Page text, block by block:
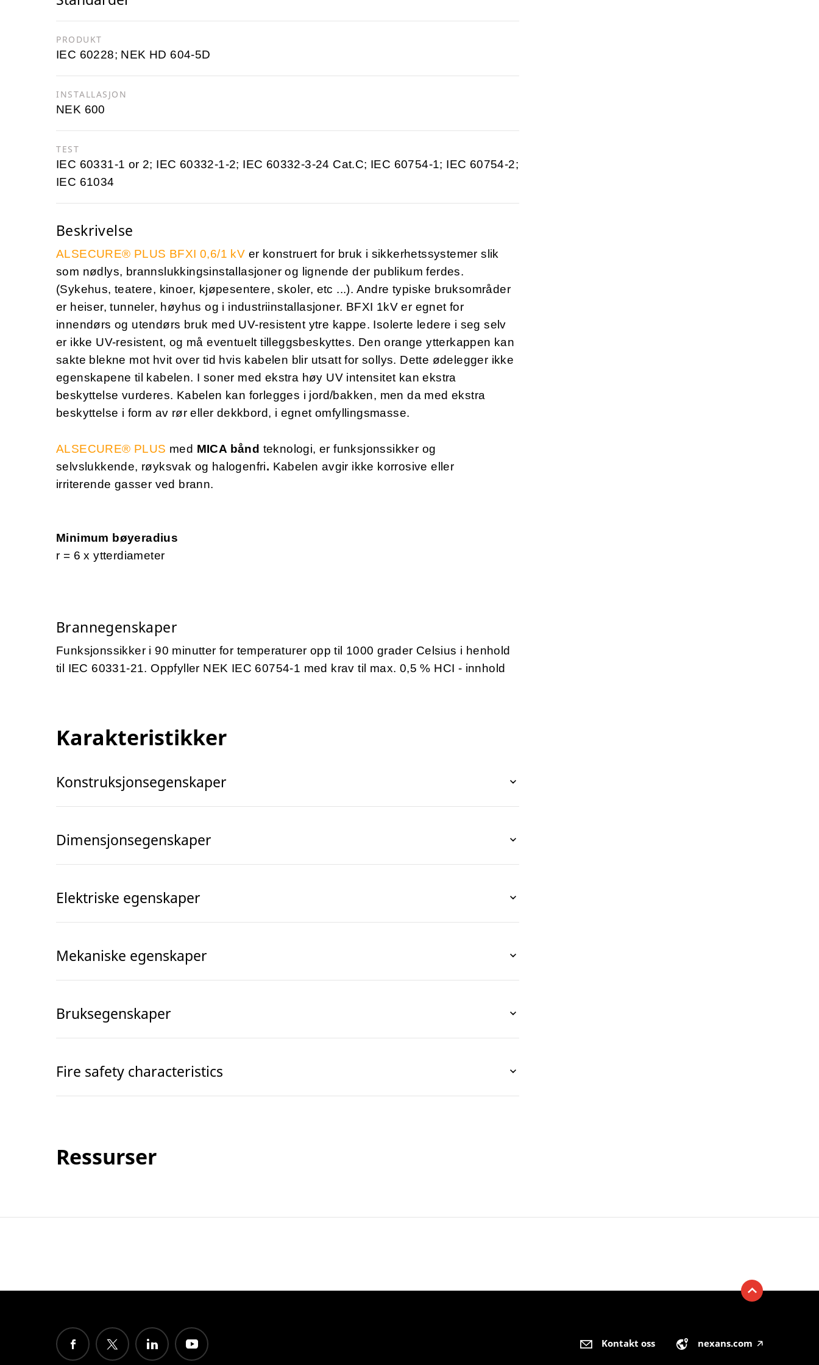
PRODUKT
IEC 60228; NEK HD 604-5D
INSTALLASJON
NEK 600
TEST
IEC 60331-1 or 2; IEC 60332-1-2; IEC 60332-3-24 Cat.C; IEC 60754-1; IEC 60754-2;
IEC 61034
Beskrivelse
ALSECURE® PLUS BFXI 0,6/1 kV er konstruert for bruk i sikkerhetssystemer slik
som nødlys, brannslukkingsinstallasjoner og lignende der publikum ferdes.
(Sykehus, teatere, kinoer, kjøpesentere, skoler, etc ...). Andre typiske bruksområder
er heiser, tunneler, høyhus og i industriinstallasjoner. BFXI 1kV er egnet for
innendørs og utendørs bruk med UV-resistent ytre kappe. Isolerte ledere i seg selv
er ikke UV-resistent, og må eventuelt tilleggsbeskyttes. Den orange ytterkappen kan
sakte blekne mot hvit over tid hvis kabelen blir utsatt for sollys. Dette ødelegger ikke
egenskapene til kabelen. I soner med ekstra høy UV intensitet kan ekstra
beskyttelse vurderes. Kabelen kan forlegges i jord/bakken, men da med ekstra
beskyttelse i form av rør eller dekkbord, i egnet omfyllingsmasse.
ALSECURE® PLUS med MICA bånd teknologi, er funksjonssikker og
selvslukkende, røyksvak og halogenfri. Kabelen avgir ikke korrosive eller
irriterende gasser ved brann.
Minimum bøyeradius
r = 6 x ytterdiameter
Brannegenskaper
Funksjonssikker i 90 minutter for temperaturer opp til 1000 grader Celsius i henhold
til IEC 60331-21. Oppfyller NEK IEC 60754-1 med krav til max. 0,5 % HCI - innhold
Karakteristikker
Konstruksjonsegenskaper
Dimensjonsegenskaper
Elektriske egenskaper
Mekaniske egenskaper
Bruksegenskaper
Fire safety characteristics
Ressurser
Kontakt oss nexans.com 🡥